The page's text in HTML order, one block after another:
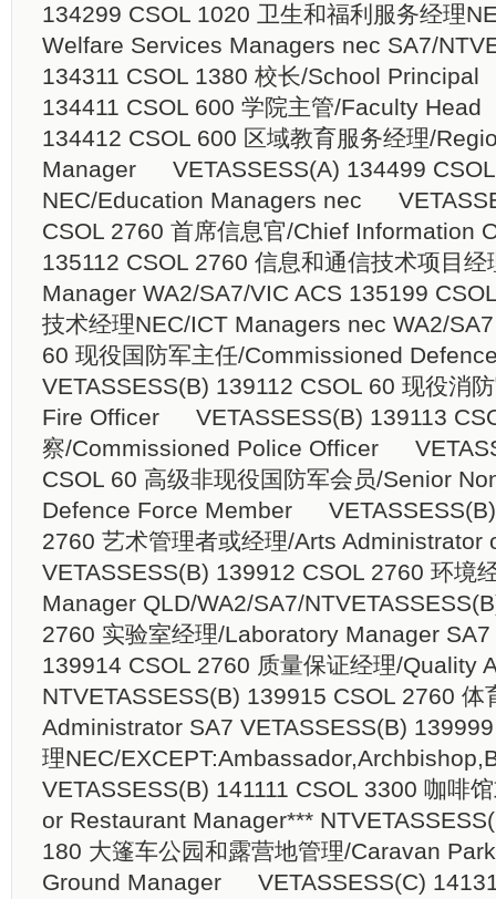
134299 CSOL 1020 卫生和福利服务经理
Welfare Services Managers nec SA7/NT​
134311 CSOL 1380 校长/School
134411 CSOL 600 学院主管/Faculty
134412 CSOL 600 区域教育服务经理/
Manager VETASSESS(A) 134499 CSOL
NEC/Education Managers nec
CSOL 2760 首席信息官/Chief Information
135112 CSOL 2760 信息和通信技术项目
Manager WA2/SA7/VIC ACS 135199
技术经理NEC/ICT Managers nec WA2/
60 现役国防军主任/Commissioned
VETASSESS(B) 139112 CSOL 60 现役消
Fire Officer VETASSESS(B) 139113
察/Commissioned Police Officer
CSOL 60 高级非现役国防军会员/Senior
Defence Force Member VETASSESS(B)
2760 艺术管理者或经理/Arts Administrator
VETASSESS(B) 139912 CSOL 2760 环境
Manager QLD/WA2/SA7/NT​
2760 实验室经理/Laboratory Manager SA7
139914 CSOL 2760 质量保证经理/Quality
NT​ VETASSESS(B) 139915 CSOL 2760
Administrator SA7 VETASSESS(B)
理NEC/
VETASSESS(B) 141111 CSOL 3300 咖啡
or Restaurant Manager*** NT​
180 大篷车公园和露营地管理/Caravan
Ground Manager VETASSESS(C)